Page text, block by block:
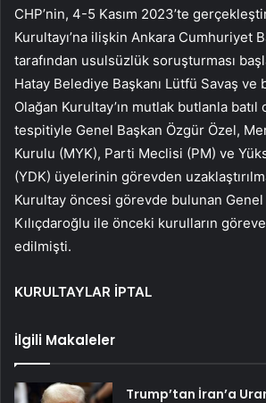
CHP’nin, 4-5 Kasım 2023’te
Kurultayı’na ilişkin Ankara Cumhuriyet
tarafından usulsüzlük soruşturması
Hatay Belediye Başkanı Lütfü Savaş ve
Olağan Kurultay’ın mutlak butlanla batıl
tespitiyle Genel Başkan Özgür Özel,
Kurulu (MYK), Parti Meclisi (PM) ve
(YDK) üyelerinin görevden
Kurultay öncesi görevde bulunan Genel
Kılıçdaroğlu ile önceki kurulların
edilmişti.
KURULTAYLAR İPTAL
İlgili Makaleler
Trump’tan İran’a